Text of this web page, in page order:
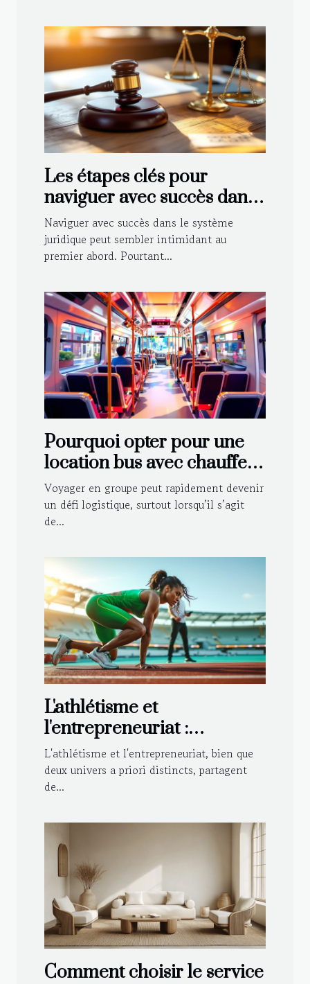
Les étapes clés pour
naviguer avec succès dans
le système juridique
Naviguer avec succès dans le système
juridique peut sembler intimidant au
premier abord. Pourtant...
Pourquoi opter pour une
location bus avec chauffeur
pour vos voyages en
groupe ?
Voyager en groupe peut rapidement devenir
un défi logistique, surtout lorsqu’il s’agit
de...
L'athlétisme et
l'entrepreneuriat :
partenaires pour une
innovation réussie
L'athlétisme et l'entrepreneuriat, bien que
deux univers a priori distincts, partagent
de...
Comment choisir le service